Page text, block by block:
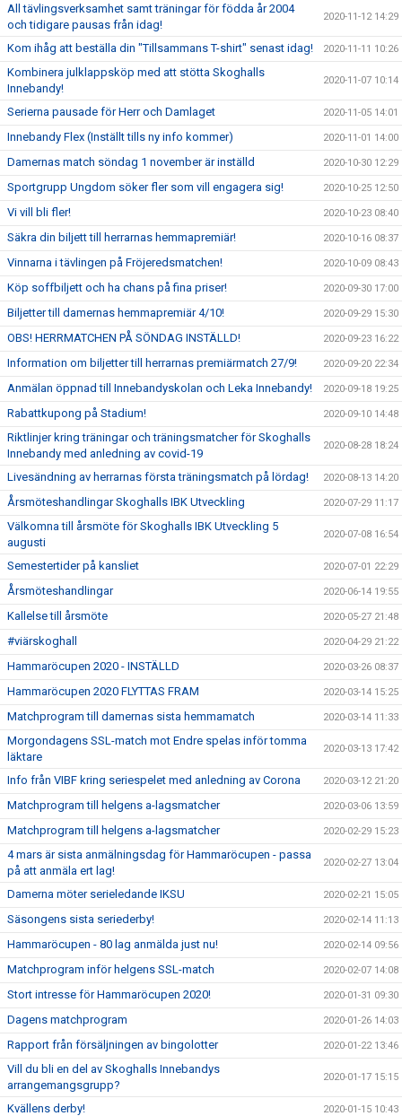
All tävlingsverksamhet samt träningar för födda år 2004
och tidigare pausas från idag!
2020-11-12 14:29
Kom ihåg att beställa din "Tillsammans T-shirt" senast idag! 2020-11-11 10:26
Kombinera julklappsköp med att stötta Skoghalls
Innebandy!
2020-11-07 10:14
Serierna pausade för Herr och Damlaget 2020-11-05 14:01
Innebandy Flex (Inställt tills ny info kommer) 2020-11-01 14:00
Damernas match söndag 1 november är inställd 2020-10-30 12:29
Sportgrupp Ungdom söker fler som vill engagera sig! 2020-10-25 12:50
Vi vill bli fler! 2020-10-23 08:40
Säkra din biljett till herrarnas hemmapremiär! 2020-10-16 08:37
Vinnarna i tävlingen på Fröjeredsmatchen! 2020-10-09 08:43
Köp soffbiljett och ha chans på fina priser! 2020-09-30 17:00
Biljetter till damernas hemmapremiär 4/10! 2020-09-29 15:30
OBS! HERRMATCHEN PÅ SÖNDAG INSTÄLLD! 2020-09-23 16:22
Information om biljetter till herrarnas premiärmatch 27/9! 2020-09-20 22:34
Anmälan öppnad till Innebandyskolan och Leka Innebandy! 2020-09-18 19:25
Rabattkupong på Stadium! 2020-09-10 14:48
Riktlinjer kring träningar och träningsmatcher för Skoghalls
Innebandy med anledning av covid-19
2020-08-28 18:24
Livesändning av herrarnas första träningsmatch på lördag! 2020-08-13 14:20
Årsmöteshandlingar Skoghalls IBK Utveckling 2020-07-29 11:17
Välkomna till årsmöte för Skoghalls IBK Utveckling 5
augusti
2020-07-08 16:54
Semestertider på kansliet 2020-07-01 22:29
Årsmöteshandlingar 2020-06-14 19:55
Kallelse till årsmöte 2020-05-27 21:48
#viärskoghall 2020-04-29 21:22
Hammaröcupen 2020 - INSTÄLLD 2020-03-26 08:37
Hammaröcupen 2020 FLYTTAS FRAM 2020-03-14 15:25
Matchprogram till damernas sista hemmamatch 2020-03-14 11:33
Morgondagens SSL-match mot Endre spelas inför tomma
läktare
2020-03-13 17:42
Info från VIBF kring seriespelet med anledning av Corona 2020-03-12 21:20
Matchprogram till helgens a-lagsmatcher 2020-03-06 13:59
Matchprogram till helgens a-lagsmatcher 2020-02-29 15:23
4 mars är sista anmälningsdag för Hammaröcupen - passa
på att anmäla ert lag!
2020-02-27 13:04
Damerna möter serieledande IKSU 2020-02-21 15:05
Säsongens sista seriederby! 2020-02-14 11:13
Hammaröcupen - 80 lag anmälda just nu! 2020-02-14 09:56
Matchprogram inför helgens SSL-match 2020-02-07 14:08
Stort intresse för Hammaröcupen 2020! 2020-01-31 09:30
Dagens matchprogram 2020-01-26 14:03
Rapport från försäljningen av bingolotter 2020-01-22 13:46
Vill du bli en del av Skoghalls Innebandys
arrangemangsgrupp?
2020-01-17 15:15
Kvällens derby! 2020-01-15 10:43